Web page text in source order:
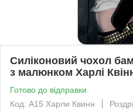
Силіконовий чохол
з малюнком Харлі
Готово до відправки
Код: A15 Харли Квинн